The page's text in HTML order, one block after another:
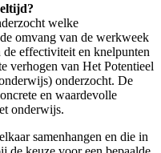
welke
omvang van de werkweek
effectiviteit en knelpunten
verhogen van Het Potentieel
onderzocht. De
en waardevolle
onderwijs.
samenhangen en die in